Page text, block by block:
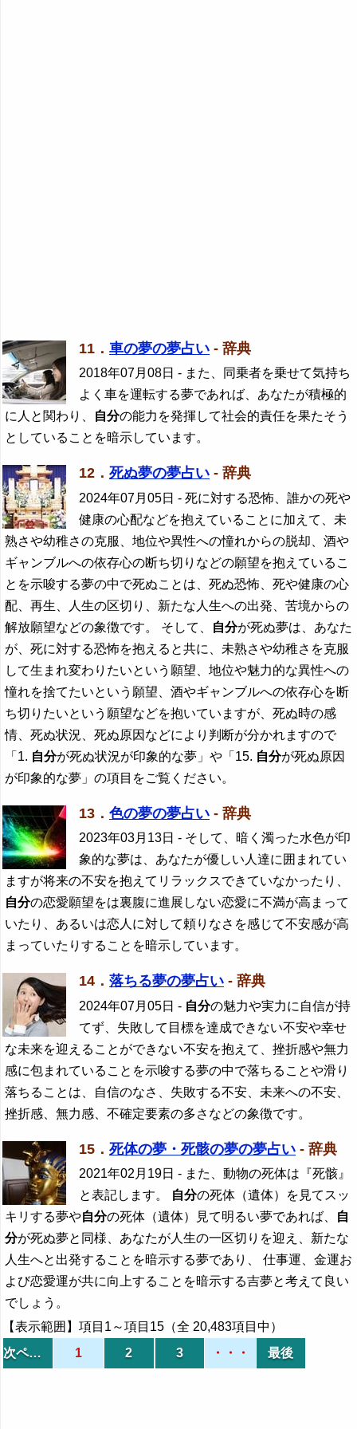
11． 車の夢の夢占い - 辞典
2018年07月08日 - また、同乗者を乗せて気持ち
よく車を運転する夢であれば、あなたが積極的
に人と関わり、
自分の能力を発揮して社会的責任を果たそう
としていることを暗示しています。
12． 死ぬ夢の夢占い - 辞典
2024年07月05日 - 死に対する恐怖、誰かの死や
健康の心配などを抱えていることに加えて、未
熟さや幼稚さの克服、地位や異性への憧れからの脱却、酒や
ギャンブルへの依存心の断ち切りなどの願望を抱えているこ
とを示唆する夢の中で死ぬことは、死ぬ恐怖、死や健康の心
配、再生、人生の区切り、新たな人生への出発、苦境からの
解放願望などの象徴です。 そして、
自分が死ぬ夢は、あなた
が、死に対する恐怖を抱えると共に、未熟さや幼稚さを克服
して生まれ変わりたいという願望、地位や魅力的な異性への
憧れを捨てたいという願望、酒やギャンブルへの依存心を断
ち切りたいという願望などを抱いていますが、死ぬ時の感
情、死ぬ状況、死ぬ原因などにより判断が分かれますので
「1. 自分が死ぬ状況が印象的な夢」や「15. 自分が死ぬ原因
が印象的な夢」の項目をご覧ください。
13． 色の夢の夢占い - 辞典
2023年03月13日 - そして、暗く濁った水色が印
象的な夢は、あなたが優しい人達に囲まれてい
ますが将来の不安を抱えてリラックスできていなかったり、
自分の恋愛願望をは裏腹に進展しない恋愛に不満が高まって
いたり、あるいは恋人に対して頼りなさを感じて不安感が高
まっていたりすることを暗示しています。
14． 落ちる夢の夢占い - 辞典
2024年07月05日 - 自分の魅力や実力に自信が持
てず、失敗して目標を達成できない不安や幸せ
な未来を迎えることができない不安を抱えて、挫折感や無力
感に包まれていることを示唆する夢の中で落ちることや滑り
落ちることは、自信のなさ、失敗する不安、未来への不安、
挫折感、無力感、不確定要素の多さなどの象徴です。
15． 死体の夢・死骸の夢の夢占い - 辞典
2021年02月19日 - また、動物の死体は『死骸』
と表記します。
自分の死体（遺体）を見てスッ
キリする夢や自分の死体（遺体）見て明るい夢であれば、
自
分が死ぬ夢と同様、あなたが人生の一区切りを迎え、新たな
人生へと出発することを暗示する夢であり、 仕事運、金運お
よび恋愛運が共に向上することを暗示する吉夢と考えて良い
でしょう。
【表示範囲】項目1～項目15（全 20,483項目中）
次ページ
1 2 3 ・・・ 最後